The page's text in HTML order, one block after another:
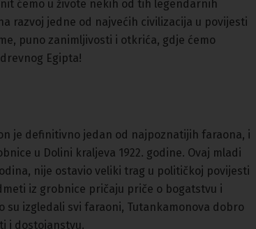
ćemo u živote nekih od tih legendarnih
razvoj jedne od najvećih civilizacija u povijesti
puno zanimljivosti i otkrića, gdje ćemo
Egipta!
je definitivno jedan od najpoznatijih faraona, i
u Dolini kraljeva 1922. godine. Ovaj mladi
nije ostavio veliki trag u političkoj povijesti
iz grobnice pričaju priče o bogatstvu i
su izgledali svi faraoni, Tutankamonova dobro
i dostojanstvu.